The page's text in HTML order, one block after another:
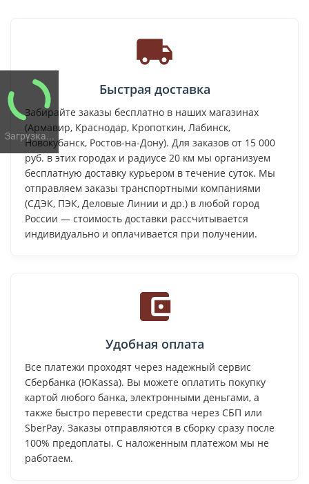
Загрузка...
Быстрая доставка
Забирайте заказы бесплатно в наших магазинах
(Армавир, Краснодар, Кропоткин, Лабинск,
Новокубанск, Ростов-на-Дону). Для заказов от 15 000
руб. в этих городах и радиусе 20 км мы организуем
бесплатную доставку курьером в течение суток. Мы
отправляем заказы транспортными компаниями
(СДЭК, ПЭК, Деловые Линии и др.) в любой город
России — стоимость доставки рассчитывается
индивидуально и оплачивается при получении.
Удобная оплата
Все платежи проходят через надежный сервис
Сбербанка (ЮKassa). Вы можете оплатить покупку
картой любого банка, электронными деньгами, а
также быстро перевести средства через СБП или
SberPay. Заказы отправляются в сборку сразу после
100% предоплаты. С наложенным платежом мы не
работаем.